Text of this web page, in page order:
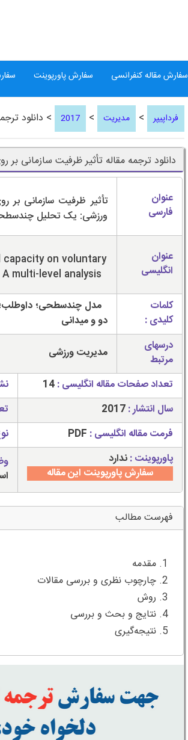
سفارش مقاله کنفرانسی سفارش پاورپوینت
فرداپیپر > مدیریت >
2017 > دانلود
دانلود ترجمه مقاله تأثیر ظرفیت سازمانی
عنوان
فارسی
تأثیر ظرفیت سازمانی بر
ورزشی: یک تحلیل
عنوان
انگلیسی
on voluntary
multi-level analysis
کلمات
کلیدی :
مدل چندسطحی؛ داوطلب؛
دو و میدانی
درسهای
مرتبط
مدیریت ورزشی
تعداد صفحات مقاله انگلیسی :14
سال انتشار :2017
فرمت مقاله انگلیسی : PDF
پاورپوینت :ندارد
سفارش پاورپوینت این مقاله
فهرست مطالب
5. نتیجه‌گیری